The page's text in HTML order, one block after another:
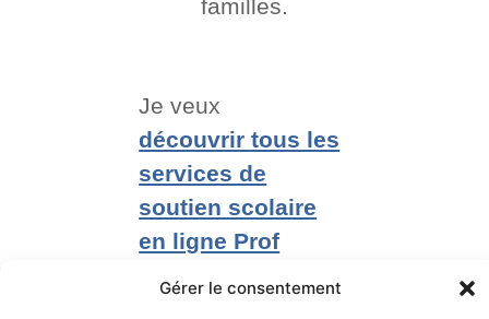
Gérer le consentement
familles.
Je veux
découvrir tous les
services de
soutien scolaire
en ligne Prof
Express